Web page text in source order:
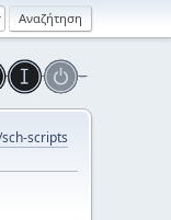
scripts